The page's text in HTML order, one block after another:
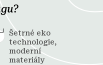
Šetrné eko
technologie,
moderní
materiály